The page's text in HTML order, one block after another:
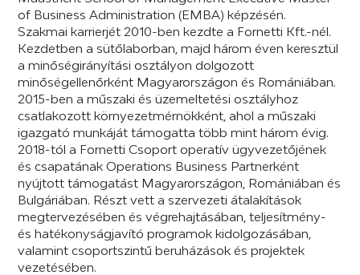
of Business Administration (EMBA) képzésén.
Szakmai karrierjét 2010-ben kezdte a Fornetti Kft.-nél.
Kezdetben a sütőlaborban, majd három éven keresztül
a minőségirányítási osztályon dolgozott
minőségellenőrként Magyarországon és Romániában.
2015-ben a műszaki és üzemeltetési osztályhoz
csatlakozott környezetmérnökként, ahol a műszaki
igazgató munkáját támogatta több mint három évig.
2018-tól a Fornetti Csoport operatív ügyvezetőjének
és csapatának Operations Business Partnerként
nyújtott támogatást Magyarországon, Romániában és
Bulgáriában. Részt vett a szervezeti átalakítások
megtervezésében és végrehajtásában, teljesítmény-
és hatékonyságjavító programok kidolgozásában,
valamint csoportszintű beruházások és projektek
vezetésében.